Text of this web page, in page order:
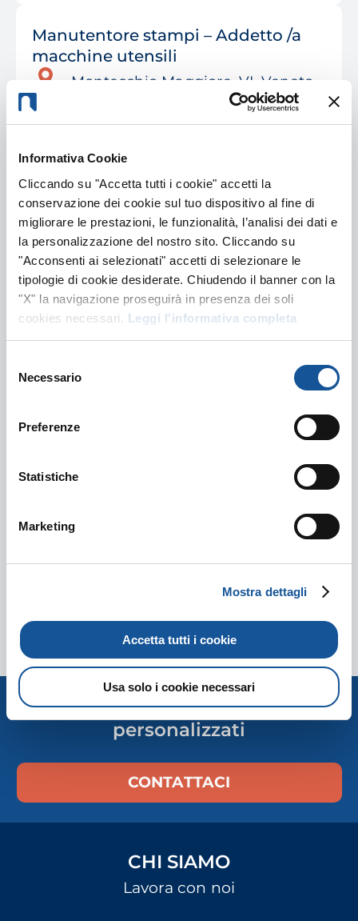
Informativa Cookie
Cliccando su "Accetta tutti i cookie" accetti la
conservazione dei cookie sul tuo dispositivo al fine di
migliorare le prestazioni, le funzionalità, l’analisi dei dati e
la personalizzazione del nostro sito. Cliccando su
"Acconsenti ai selezionati" accetti di selezionare le
tipologie di cookie desiderate. Chiudendo il banner con la
"X" la navigazione proseguirà in presenza dei soli
cookies necessari. Leggi l'informativa completa
delNecessario
Preferenze
Statistiche
Marketing
Mostra dettagli
Accetta tutti i cookie
Usa solo i cookie necessari
Manutentore stampi – Addetto /a
macchine utensili
Montecchio Maggiore, VI, Veneto
Manutentore Elettrico/Meccanico
Pubblicato il 27 Luglio
Manutentore Elettromeccanico
Verona, VR, Veneto
Manutentore Elettrico/Meccanico
Pubblicato il 24 Luglio
Meccanico mezzi – Addetto /a alla
manutenzione mezzi
Manutentore Elettrico/Meccanico
Pubblicato il 24 Luglio
Villorba, TV, Veneto
Manutentore Elettrico/Meccanico
Pubblicato il 23 Luglio
Costruiamo percorsi
personalizzati
CONTATTACI
CHI SIAMO
Lavora con noi